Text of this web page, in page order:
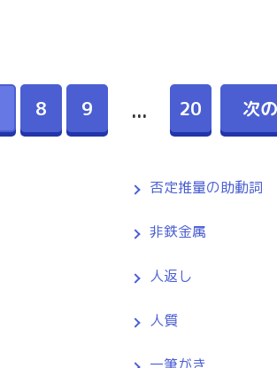
8 9 ... 20 次
否定推量の助動詞
非鉄金属
人返し
人質